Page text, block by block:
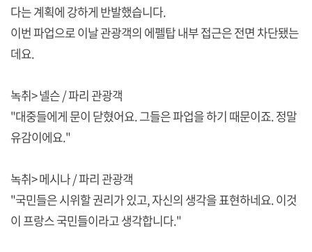
다는 계획에 강하게 반발했습니다.
이번 파업으로 이날 관광객의 에펠탑 내부 접근은 전면 차단됐는
데요.
녹취> 넬슨 / 파리 관광객
"대중들에게 문이 닫혔어요. 그들은 파업을 하기 때문이죠. 정말
유감이에요."
녹취> 메시나 / 파리 관광객
"국민들은 시위할 권리가 있고, 자신의 생각을 표현하네요. 이것
이 프랑스 국민들이라고 생각합니다."